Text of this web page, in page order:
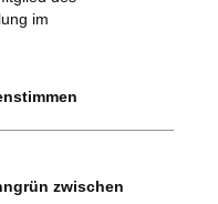
im
zwischen